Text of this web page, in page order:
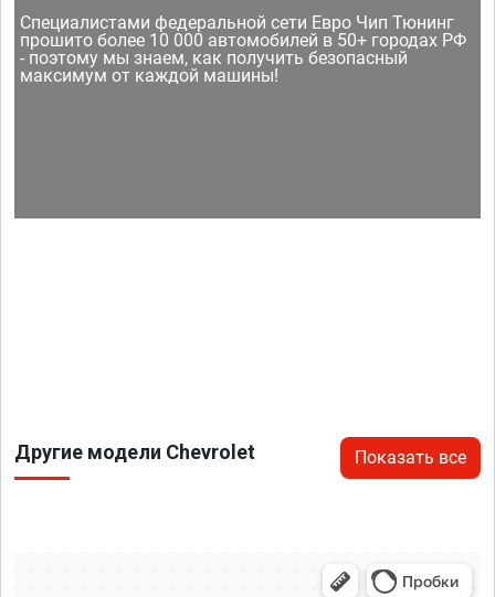
Специалистами федеральной сети Евро Чип Тюнинг
прошито более 10 000 автомобилей в 50+ городах РФ
- поэтому мы знаем, как получить безопасный
максимум от каждой машины!
Другие модели Chevrolet Показать все